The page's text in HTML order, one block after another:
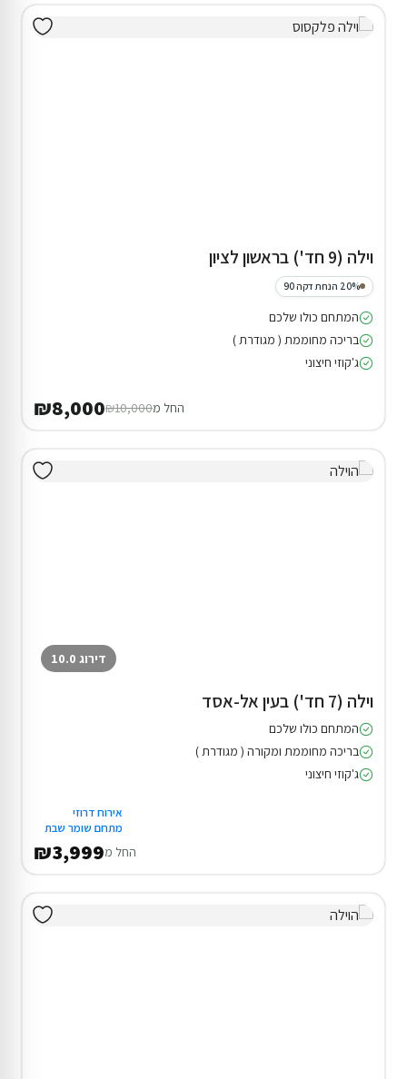
וילה (9 חד') בראשון לציון
20% הנחת דקה 90
המתחם כולו שלכם
בריכה מחוממת ( מגודרת )
ג'קוזי חיצוני
החל מ₪10,000
₪8,000
דירוג 10.0
וילה (7 חד') בעין אל-אסד
המתחם כולו שלכם
בריכה מחוממת ומקורה ( מגודרת )
ג'קוזי חיצוני
אירוח דרוזי
מתחם שומר שבת
החל מ₪3,999